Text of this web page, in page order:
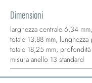
Dimensioni
larghezza centrale 6,34
totale 13,88 mm, lunghezza
totale 18,25 mm,
misura anello 13 standard